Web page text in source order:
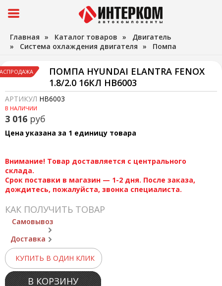
Главная » Каталог товаров » Двигатель
» Система охлаждения двигателя » Помпа
ПОМПА HYUNDAI ELANTRA FENOX
1.8/2.0 16КЛ HB6003
АРТИКУЛ HB6003
В НАЛИЧИИ
3 016 руб
Цена указана за 1 единицу товара
Внимание! Товар доставляется с центрального
склада.
Срок поставки в магазин — 1-2 дня. После заказа,
дождитесь, пожалуйста, звонка специалиста.
КАК ПОЛУЧИТЬ ТОВАР
Самовывоз
Доставка
КУПИТЬ В ОДИН КЛИК
В КОРЗИНУ